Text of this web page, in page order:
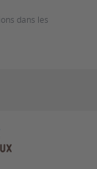
dans les